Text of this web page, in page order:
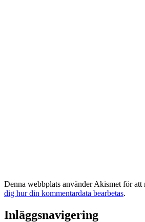
Denna webbplats använder Akismet för att
dig hur din kommentardata bearbetas.
Inläggsnavigering